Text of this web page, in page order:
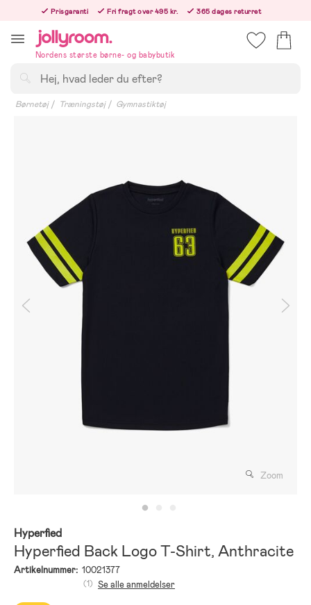
innehållet
Prisgaranti Fri fragt over 495 kr.
365 dages returret
Nordens største børne- og babybutik
Børnetøj Træningstøj Gymnastiktøj
Zoom
Hyperfied
Hyperfied Back Logo T-Shirt, Anthracite
Artikelnummer: 10021377
(1) Se alle anmeldelser